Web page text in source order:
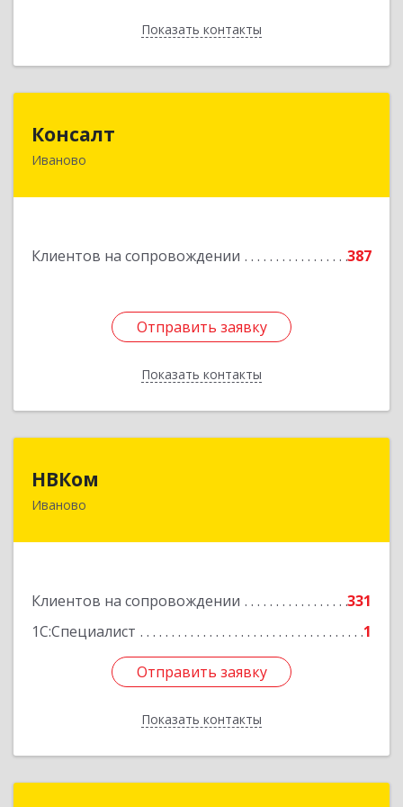
Показать контакты
Назад
Консалт
Иваново
Клиентов на сопровождении 387
Отправить заявку
Показать контакты
153000, Ивановская обл, Иваново г, Жарова ул,
Отправить заявку
Назад
НВКом
Иваново
Клиентов на сопровождении
331
1С:Специалист
1
Отправить заявку
Показать контакты
153000, Ивановская обл, Иваново г, Аптечный
Отправить заявку
Назад